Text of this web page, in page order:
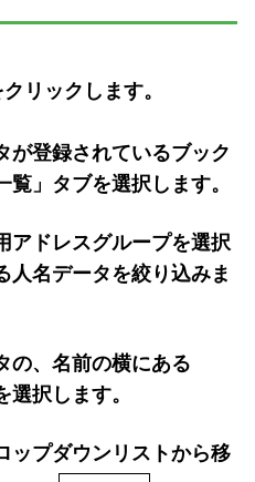
クリックします。
が登録されているブック
覧」タブを選択します。
アドレスグループを選択
人名データを絞り込みま
の、名前の横にある
択します。
ップダウンリストから移